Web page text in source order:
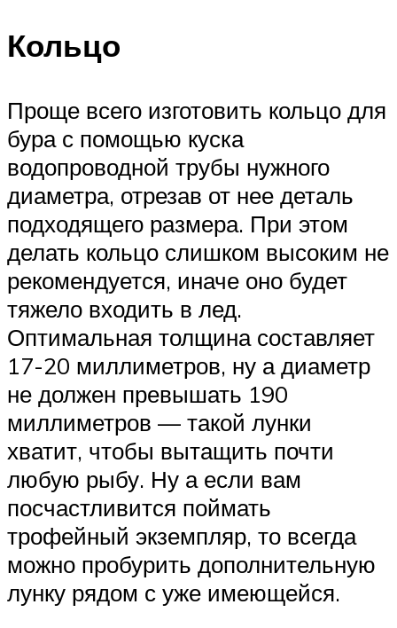
Кольцо
Проще всего изготовить кольцо для
бура с помощью куска
водопроводной трубы нужного
диаметра, отрезав от нее деталь
подходящего размера. При этом
делать кольцо слишком высоким не
рекомендуется, иначе оно будет
тяжело входить в лед.
Оптимальная толщина составляет
17-20 миллиметров, ну а диаметр
не должен превышать 190
миллиметров — такой лунки
хватит, чтобы вытащить почти
любую рыбу. Ну а если вам
посчастливится поймать
трофейный экземпляр, то всегда
можно пробурить дополнительную
лунку рядом с уже имеющейся.